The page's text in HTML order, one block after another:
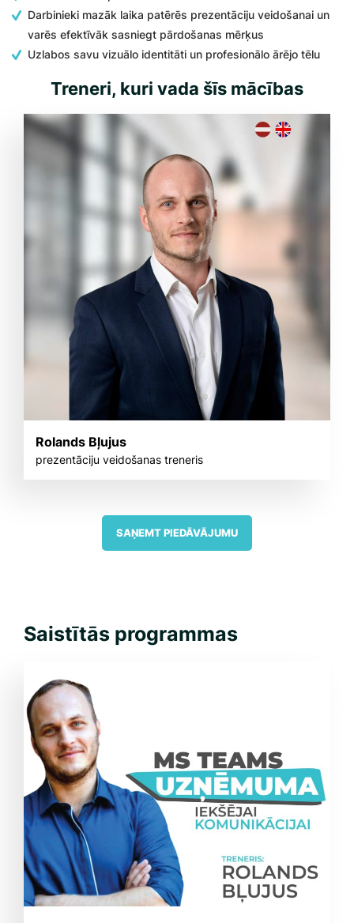
Darbinieki mazāk laika patērēs prezentāciju veidošanai un
varēs efektīvāk sasniegt pārdošanas mērķus
Uzlabos savu vizuālo identitāti un profesionālo ārējo tēlu
Treneri, kuri vada šīs mācības
Rolands Bļujus
prezentāciju veidošanas treneris
SAŅEMT PIEDĀVĀJUMU
Saistītās programmas